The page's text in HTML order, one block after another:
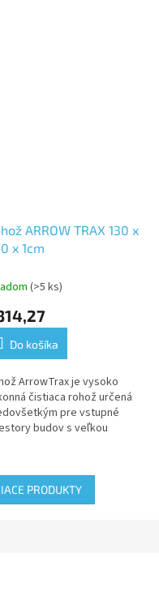
ARROW TRAX 130 x
x 1cm
(>5 ks)
Do košíka
ArrowTrax je vysoko
čistiaca rohož určená
pre vstupné
budov s veľkou
a...
PRODUKTY